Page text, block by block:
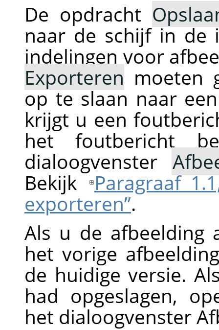
De opdracht
naar de schijf in de
indelingen voor
Exporteren moeten
op te slaan naar
krijgt u een
het foutbericht
dialoogvenster
Bekijk Paragraaf
exporteren”.
Als u de afbeelding
het vorige
de huidige versie.
had opgeslagen,
het dialoogvenster